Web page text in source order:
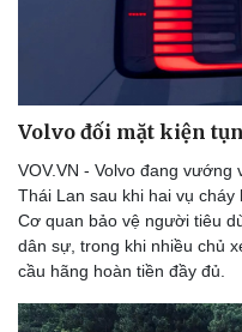
Volvo đối mặt kiện
VOV.VN - Volvo đang
Thái Lan sau khi hai vụ cháy
Cơ quan bảo vệ người tiêu
dân sự, trong khi nhiều chủ
cầu hãng hoàn tiền đầy đủ.